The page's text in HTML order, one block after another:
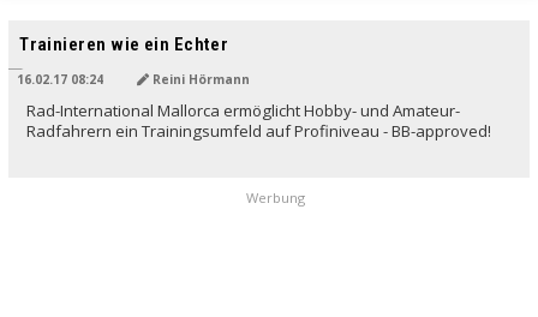
Trainieren wie ein Echter
16.02.17 08:24 Reini Hörmann
Rad-International Mallorca ermöglicht Hobby- und Amateur-
Radfahrern ein Trainingsumfeld auf Profiniveau - BB-approved!
Werbung